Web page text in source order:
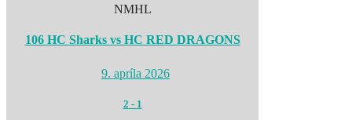
NMHL
106 HC Sharks vs HC RED DRAGONS
9. apríla 2026
2 - 1